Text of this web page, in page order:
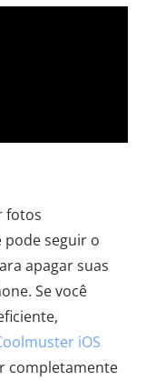
fotos
pode seguir o
apagar suas
Se você
iOS
completamente